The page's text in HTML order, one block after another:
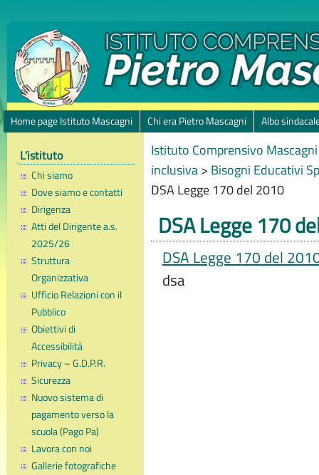
Home page Istituto Mascagni Chi era Pietro Mascagni Albo
L’istituto
Chi siamo
Dove siamo e contatti
Dirigenza
Atti del Dirigente a.s.
2025/26
Struttura
Organizzativa
Ufficio Relazioni con il
Pubblico
Obiettivi di
Accessibilità
Privacy – G.D.P.R.
Sicurezza
Nuovo sistema di
pagamento verso la
scuola (Pago Pa)
Lavora con noi
Gallerie fotografiche
Istituto Comprensivo
inclusiva> Bisogni Educativi
DSA Legge 170 del 2010
DSA Legge 170
DSA Legge 170 del
dsa